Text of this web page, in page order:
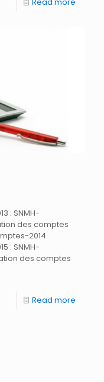
: SNMH-
des comptes
2014
: SNMH-
des comptes
Read more